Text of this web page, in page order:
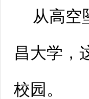
从高
昌大学，
校园。